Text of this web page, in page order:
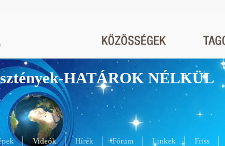
HATÁROK NÉLKÜL
Videók Hírek Fórum Linkek Friss